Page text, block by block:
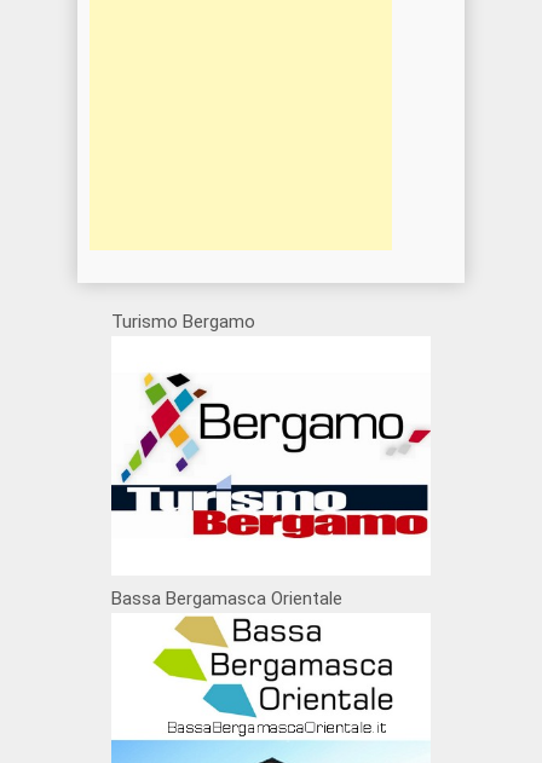
Turismo Bergamo
Bassa Bergamasca Orientale